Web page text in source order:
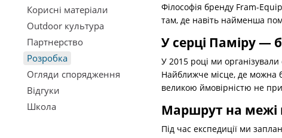
Філософія бренду Fram-
там, де навіть найменша
У серці Паміру —
У 2015 році ми
Найближче місце, де можна
великою ймовірністю не
Маршрут на
Під час експедиції ми
Корисні матеріали
Outdoor культура
Партнерство
Розробка
Огляди спорядження
Відгуки
Школа